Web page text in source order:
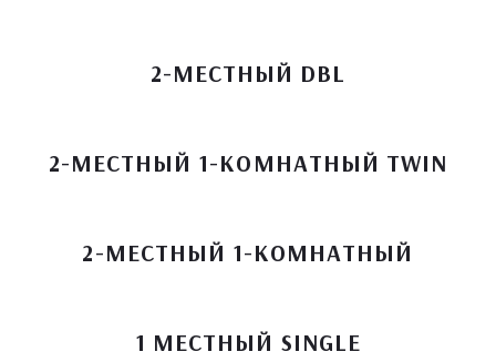
2-МЕСТНЫЙ DBL
2-МЕСТНЫЙ 1-КОМНАТНЫЙ TWIN
2-МЕСТНЫЙ 1-КОМНАТНЫЙ
1 МЕСТНЫЙ SINGLE